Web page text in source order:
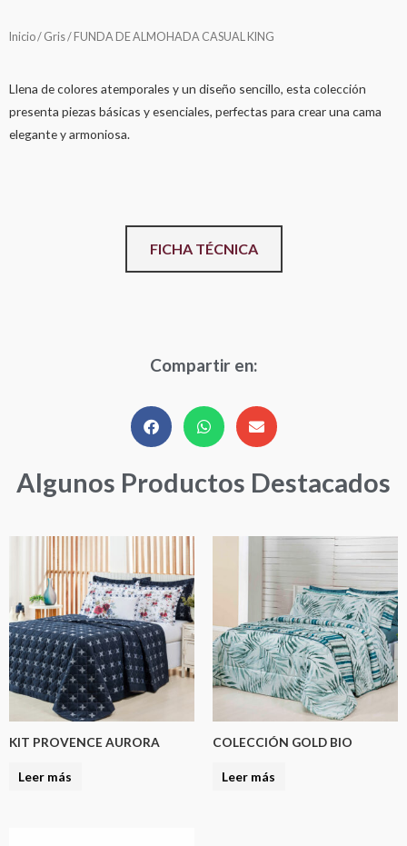
Inicio/ Gris/ FUNDA DE ALMOHADA CASUAL KING
Llena de colores atemporales y un diseño sencillo, esta colección
presenta piezas básicas y esenciales, perfectas para crear una cama
elegante y armoniosa.
FICHA TÉCNICA
Compartir en:
Algunos Productos Destacados
KIT PROVENCE AURORA
Leer más
COLECCIÓN GOLD BIO
Leer más